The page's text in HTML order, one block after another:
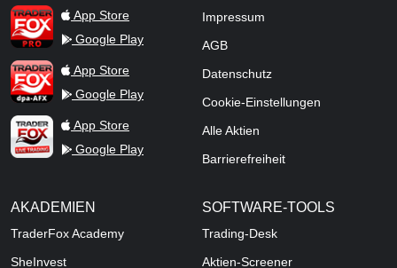
TraderFox ProApp Store
Google Play
TraderFox dpa-AFX ProFeed
App Store
Google Play
TraderFox Live Trading
App Store
Google Play
Impressum
AGB
Datenschutz
Cookie-Einstellungen
Alle Aktien
Barrierefreiheit
AKADEMIEN
TraderFox Academy
SheInvest
SOFTWARE-TOOLS
Trading-Desk
Aktien-Screener